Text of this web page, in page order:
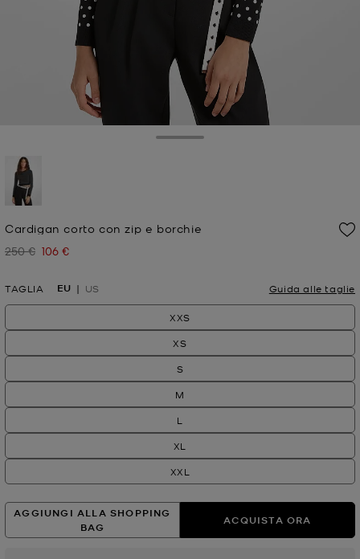
Cardigan corto con zip e borchie
Prezzo iniziale
250 € Prezzo attuale
106 €
TAGLIA EU US Guida alle taglie
XXS
XS
S
M
L
XL
XXL
AGGIUNGI ALLA SHOPPING
BAG
ACQUISTA ORA